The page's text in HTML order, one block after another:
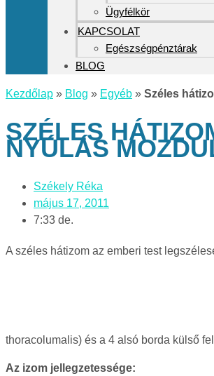
Ügyfélkör
KAPCSOLAT
Egészségpénztárak
BLOG
Kezdőlap » Blog » Egyéb » Széles
SZÉLES
NYÚLÁS
Székely Réka
május 17, 2011
7:33 de.
A széles hátizom az emberi test
thoracolumalis) és a 4 alsó borda külső
Az izom jellegzetessége: